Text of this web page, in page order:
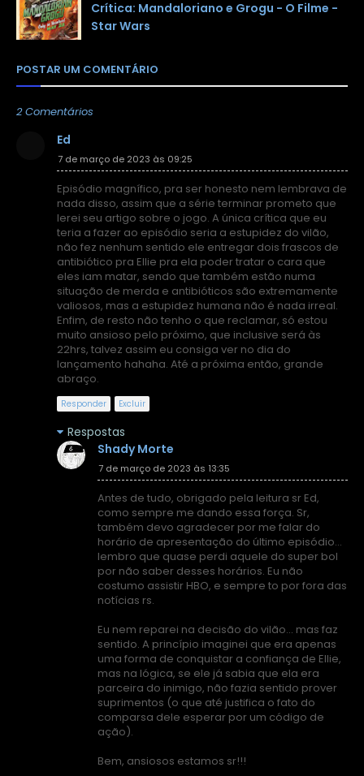
Crítica: Mandaloriano e Grogu - O Filme -
Star Wars
POSTAR UM COMENTÁRIO
2 Comentários
Ed
7 de março de 2023 às 09:25
Episódio magnífico, pra ser honesto nem lembrava de
nada disso, assim que a série terminar prometo que
lerei seu artigo sobre o jogo. A única crítica que eu
teria a fazer ao episódio seria a estupidez do vilão,
não fez nenhum sentido ele entregar dois frascos de
antibiótico pra Ellie pra ela poder tratar o cara que
eles iam matar, sendo que também estão numa
situação de merda e antibióticos são extremamente
valiosos, mas a estupidez humana não é nada irreal.
Enfim, de resto não tenho o que reclamar, só estou
muito ansioso pelo próximo, que inclusive será às
22hrs, talvez assim eu consiga ver no dia do
lançamento hahaha. Até a próxima então, grande
abraço.
Responder Excluir
Respostas
Shady Morte
7 de março de 2023 às 13:35
Antes de tudo, obrigado pela leitura sr Ed,
como sempre me dando essa força. Sr,
também devo agradecer por me falar do
horário de apresentação do último episódio...
lembro que quase perdi aquele do super bol
por não saber desses horários. Eu não
costumo assistir HBO, e sempre to por fora das
notícias rs.
Eu nem reparei na decisão do vilão... mas faz
sentido. A princípio imaginei que era apenas
uma forma de conquistar a confiança de Ellie,
mas na lógica, se ele já sabia que ela era
parceira do inimigo, não fazia sentido prover
suprimentos (o que até justifica o fato do
comparsa dele esperar por um código de
ação).
Bem, ansiosos estamos sr!!!